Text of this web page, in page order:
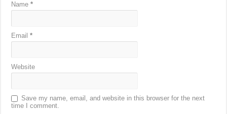
Name*
Email*
Website
Save my name, email, and website in this browser for the next
time I comment.